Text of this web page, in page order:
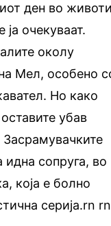
ден во
очекуваат.
околу
Мел, особено
Но како
убав
Засрамувачките
идна сопруга, во
која е болно
серија.rn rn